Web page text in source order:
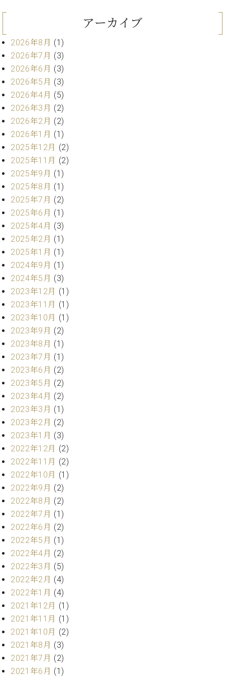
ノ
C.
ベ
ヒ
シ
ュ
イ
ン
レ
ジ
デ
ン
ス
ア
ッ
プ
ラ
イ
ピ
ア
ノ
C.
ベ
ヒ
シ
ュ
タ
イ
ン
ア
カ
デ
ミ
ー
W.
ホ
フ
マ
ン
プ
ロ
フ
ェ
ッ
シ
ョ
ナ
ル
W.
ホ
フ
ホー
ル・
ジオ
空き
状況
動
画
録
サ
ー
ビ
ス
音
教
室
ピ
ア
ノ
コ
ン
シ
ェ
ル
ジ
ア
ク
セ
ス
セン
トラ
ム東
京の
ご案
内
(PDF)
お
い
合
わ
せ
本
社
：
八
王
子
・
技
術
営
アーカイブ
2026年8月 (1)
2026年7月 (3)
2026年6月 (3)
2026年5月 (3)
2026年4月 (5)
2026年3月 (2)
2026年2月 (2)
2026年1月 (1)
2025年12月 (2)
2025年11月 (2)
2025年9月 (1)
2025年8月 (1)
2025年7月 (2)
2025年6月 (1)
2025年4月 (3)
2025年2月 (1)
2025年1月 (1)
2024年9月 (1)
2024年5月 (3)
2023年12月 (1)
2023年11月 (1)
2023年10月 (1)
2023年9月 (2)
2023年8月 (1)
2023年7月 (1)
2023年6月 (2)
2023年5月 (2)
2023年4月 (2)
2023年3月 (1)
2023年2月 (2)
2023年1月 (3)
2022年12月 (2)
2022年11月 (2)
2022年10月 (1)
2022年9月 (2)
2022年8月 (2)
2022年7月 (1)
2022年6月 (2)
2022年5月 (1)
2022年4月 (2)
2022年3月 (5)
2022年2月 (4)
2022年1月 (4)
2021年12月 (1)
2021年11月 (1)
2021年10月 (2)
2021年8月 (3)
2021年7月 (2)
2021年6月 (1)